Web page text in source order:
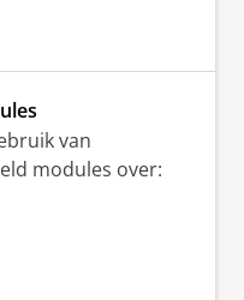
van
modules over: